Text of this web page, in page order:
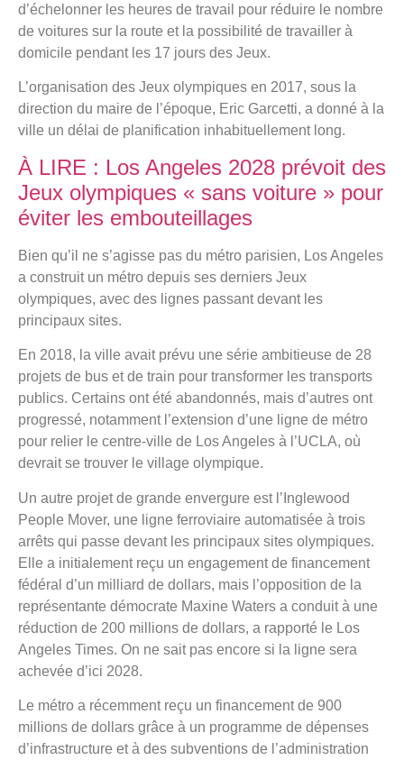
d’échelonner les heures de travail pour réduire le nombre
de voitures sur la route et la possibilité de travailler à
domicile pendant les 17 jours des Jeux.
L’organisation des Jeux olympiques en 2017, sous la
direction du maire de l’époque, Eric Garcetti, a donné à la
ville un délai de planification inhabituellement long.
À LIRE : Los Angeles 2028 prévoit des
Jeux olympiques « sans voiture » pour
éviter les embouteillages
Bien qu’il ne s’agisse pas du métro parisien, Los Angeles
a construit un métro depuis ses derniers Jeux
olympiques, avec des lignes passant devant les
principaux sites.
En 2018, la ville avait prévu une série ambitieuse de 28
projets de bus et de train pour transformer les transports
publics. Certains ont été abandonnés, mais d’autres ont
progressé, notamment l’extension d’une ligne de métro
pour relier le centre-ville de Los Angeles à l’UCLA, où
devrait se trouver le village olympique.
Un autre projet de grande envergure est l’Inglewood
People Mover, une ligne ferroviaire automatisée à trois
arrêts qui passe devant les principaux sites olympiques.
Elle a initialement reçu un engagement de financement
fédéral d’un milliard de dollars, mais l’opposition de la
représentante démocrate Maxine Waters a conduit à une
réduction de 200 millions de dollars, a rapporté le Los
Angeles Times. On ne sait pas encore si la ligne sera
achevée d’ici 2028.
Le métro a récemment reçu un financement de 900
millions de dollars grâce à un programme de dépenses
d’infrastructure et à des subventions de l’administration